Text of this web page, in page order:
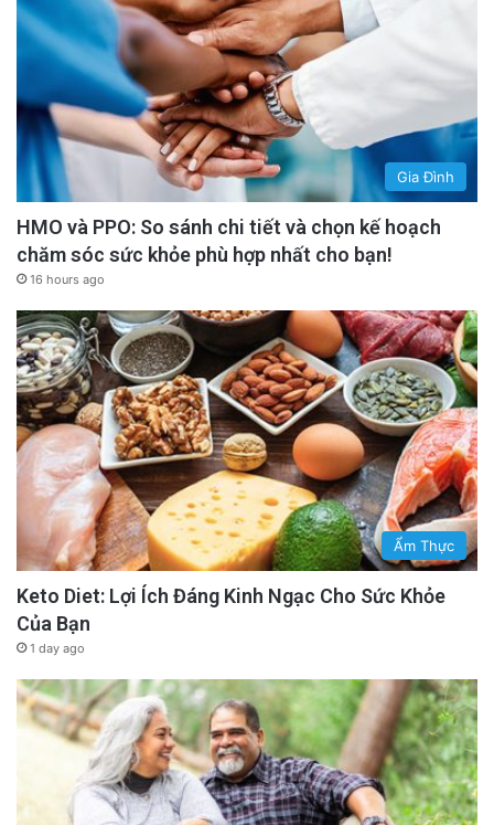
Gia Đình
HMO và PPO: So sánh chi tiết và chọn kế hoạch
chăm sóc sức khỏe phù hợp nhất cho bạn!
16 hours ago
Ẩm Thực
Keto Diet: Lợi Ích Đáng Kinh Ngạc Cho Sức Khỏe
Của Bạn
1 day ago